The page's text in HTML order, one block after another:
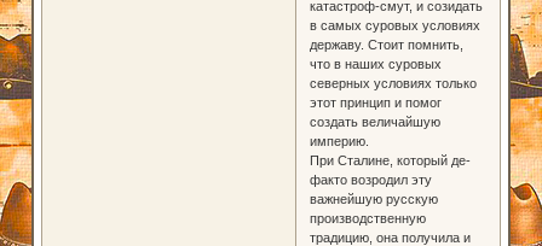
катастроф-смут, и созидать
в самых суровых условиях
державу. Стоит помнить,
что в наших суровых
северных условиях только
этот принцип и помог
создать величайшую
империю.
При Сталине, который де-
факто возродил эту
важнейшую русскую
производственную
традицию, она получила и